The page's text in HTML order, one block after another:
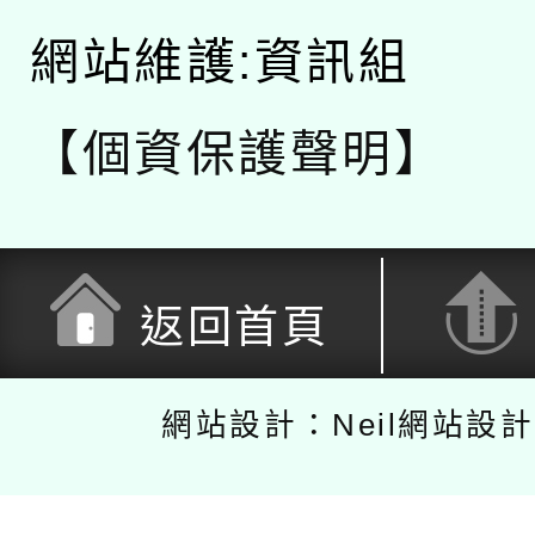
網站維護:資訊組
【個資保護聲明】
返回首頁
網站設計：Neil網站設